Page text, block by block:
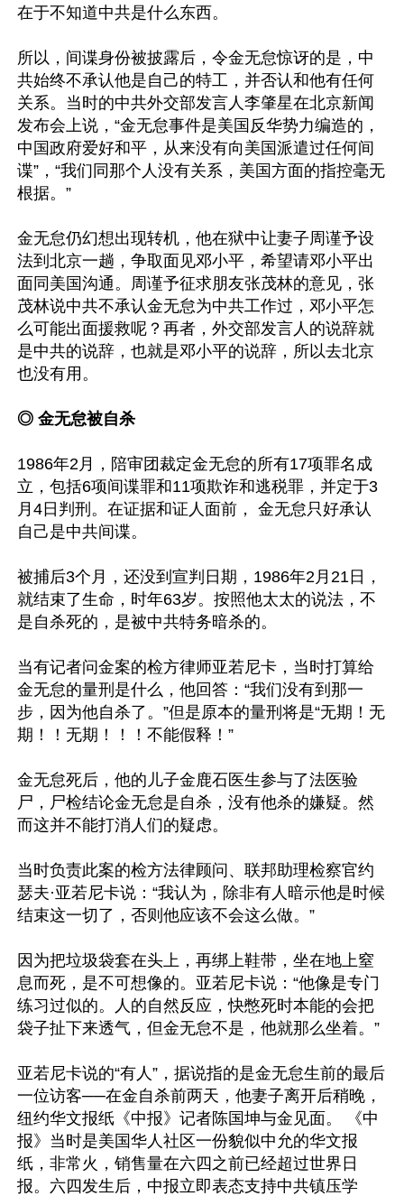
在于不知道中共是什么东西。
所以，间谍身份被披露后，令金无怠惊讶的是，中
共始终不承认他是自己的特工，并否认和他有任何
关系。当时的中共外交部发言人李肇星在北京新闻
发布会上说，“金无怠事件是美国反华势力编造的，
中国政府爱好和平，从来没有向美国派遣过任何间
谍”，“我们同那个人没有关系，美国方面的指控毫无
根据。”
金无怠仍幻想出现转机，他在狱中让妻子周谨予设
法到北京一趟，争取面见邓小平，希望请邓小平出
面同美国沟通。周谨予征求朋友张茂林的意见，张
茂林说中共不承认金无怠为中共工作过，邓小平怎
么可能出面援救呢？再者，外交部发言人的说辞就
是中共的说辞，也就是邓小平的说辞，所以去北京
也没有用。
◎ 金无怠被自杀
1986年2月，陪审团裁定金无怠的所有17项罪名成
立，包括6项间谍罪和11项欺诈和逃税罪，并定于3
月4日判刑。在证据和证人面前， 金无怠只好承认
自己是中共间谍。
被捕后3个月，还没到宣判日期，1986年2月21日，
就结束了生命，时年63岁。按照他太太的说法，不
是自杀死的，是被中共特务暗杀的。
当有记者问金案的检方律师亚若尼卡，当时打算给
金无怠的量刑是什么，他回答：“我们没有到那一
步，因为他自杀了。”但是原本的量刑将是“无期！无
期！！无期！！！不能假释！”
金无怠死后，他的儿子金鹿石医生参与了法医验
尸，尸检结论金无怠是自杀，没有他杀的嫌疑。然
而这并不能打消人们的疑虑。
当时负责此案的检方法律顾问、联邦助理检察官约
瑟夫·亚若尼卡说：“我认为，除非有人暗示他是时候
结束这一切了，否则他应该不会这么做。”
因为把垃圾袋套在头上，再绑上鞋带，坐在地上窒
息而死，是不可想像的。亚若尼卡说：“他像是专门
练习过似的。人的自然反应，快憋死时本能的会把
袋子扯下来透气，但金无怠不是，他就那么坐着。”
亚若尼卡说的“有人”，据说指的是金无怠生前的最后
一位访客──在金自杀前两天，他妻子离开后稍晚，
纽约华文报纸《中报》记者陈国坤与金见面。 《中
报》当时是美国华人社区一份貌似中允的华文报
纸，非常火，销售量在六四之前已经超过世界日
报。六四发生后，中报立即表态支持中共镇压学